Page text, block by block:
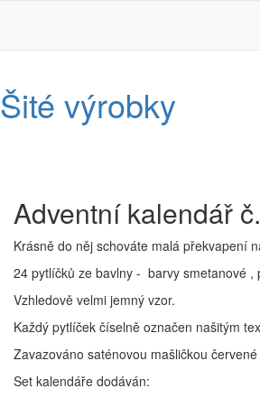
Šité výrobky
Adventní kalendář
Krásně do něj schováte malá překvapení
24 pytlíčků ze bavlny - barvy smetanové ,
Vzhledově velmi jemný vzor.
Každý pytlíček číselně označen našitým
Zavazováno saténovou mašličkou
Set kalendáře dodáván: